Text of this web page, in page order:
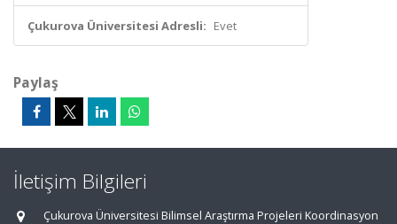
Çukurova Üniversitesi Adresli: Evet
Paylaş
İletişim Bilgileri
Çukurova Üniversitesi Bilimsel Araştırma Projeleri Koordinasyon